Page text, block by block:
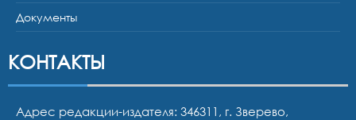
Документы
КОНТАКТЫ
Адрес редакции-издателя: 346311, г. Зверево,